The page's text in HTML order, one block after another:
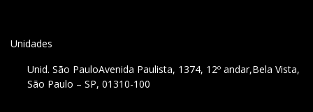
Unidades
Unid. São PauloAvenida Paulista, 1374, 12º andar,Bela Vista,
São Paulo – SP, 01310-100